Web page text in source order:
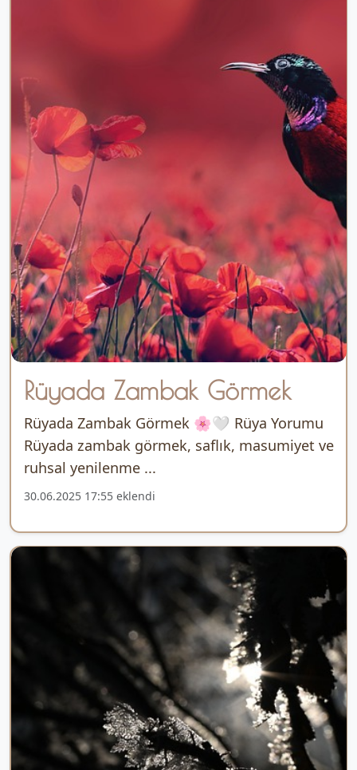
Rüyada Zambak Görmek
Rüyada Zambak Görmek 🌸🤍 Rüya Yorumu
Rüyada zambak görmek, saflık, masumiyet ve
ruhsal yenilenme ...
30.06.2025 17:55 eklendi